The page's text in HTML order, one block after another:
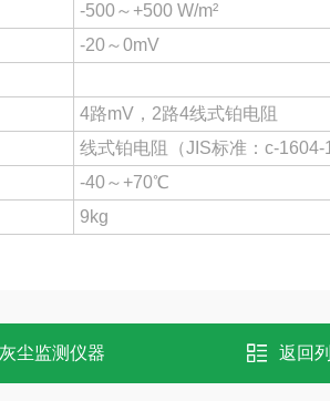
-500～+500 W/m²
-20～0mV
4路mV，2路4线式铂电阻
线式铂电阻（JIS标准：c-1604-
-40～+70℃
9kg
尘监测仪器 返回